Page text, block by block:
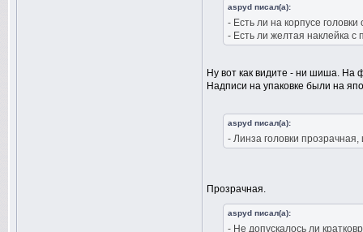
aspyd писал(а):
- Есть ли на корпусе
- Есть ли желтая наклейка
Ну вот как видите - ни шиша. На
Надписи на упаковке были на
aspyd писал(а):
- Линза головки
Прозрачная.
aspyd писал(а):
- Не допускалось ли